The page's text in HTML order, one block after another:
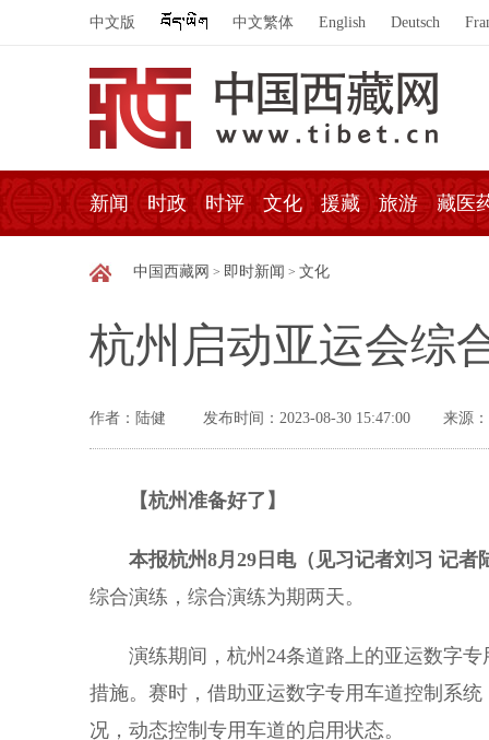
中文版 中文繁体 English Deutsch
新闻 时政 时评 文化 援藏 旅游 藏医
中国西藏网 > 即时新闻 > 文化
杭州启动亚运会综
作者：陆健 发布时间：2023-08-30 15:47:00 来源
【杭州准备好了】
本报杭州8月29日电（见习记者刘习 记者
综合演练，综合演练为期两天。
演练期间，杭州24条道路上的亚运数字专
措施。赛时，借助亚运数字专用车道控制系
况，动态控制专用车道的启用状态。